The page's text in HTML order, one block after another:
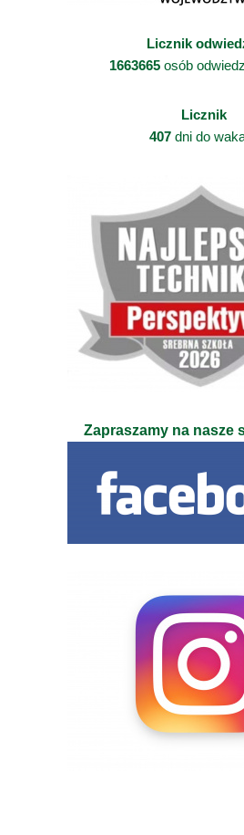
Licznik
1663665osób
Licznik
407 dni do
Zapraszamy na nasze